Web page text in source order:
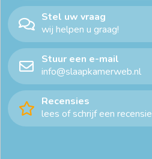
Stel uw vraag
wij helpen u graag!
Stuur een e-mail
info@slaapkamerweb.nl
Recensies
lees of schrijf een recensie